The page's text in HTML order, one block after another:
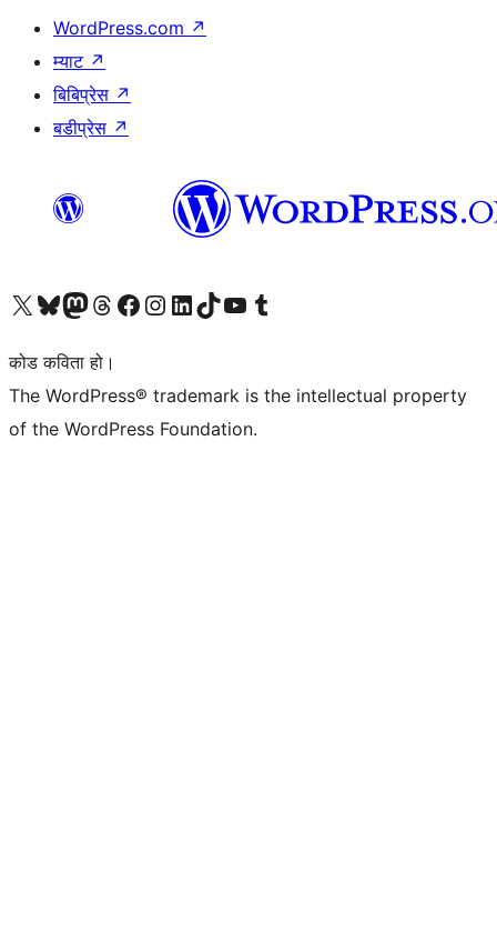
WordPress.com ↗
म्याट ↗
बिबिप्रेस ↗
बडीप्रेस ↗
हाम्रो X (पहिले ट्विटर) खातामा जानुहोस्
हाम्रो Bluesky खाता भ्रमण गर्नुहोस्
हाम्रो म्यास्टोडन खाता भ्रमण गर्नुहोस्
हाम्रो थ्रेड्स खातामा जानुहोस्
हाम्रो फेसबुक पेजमा जानुहोस्
हाम्रो इन्स्टाग्राम खातामा जानुहोस्
हाम्रो लिङ्क्डइन खातामा जानुहोस्
हाम्रो TikTok खाता भ्रमण गर्नुहोस्
हाम्रो युट्युब च्यानलमा जानुहोस्
हाम्रो टम्बलर खाता भ्रमण गर्नुहोस्
कोड कविता हो।
The WordPress® trademark is the intellectual property
of the WordPress Foundation.